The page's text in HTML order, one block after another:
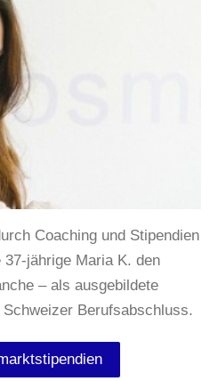
Coaching und Stipendien
jährige Maria K. den
– als ausgebildete
Berufsabschluss.